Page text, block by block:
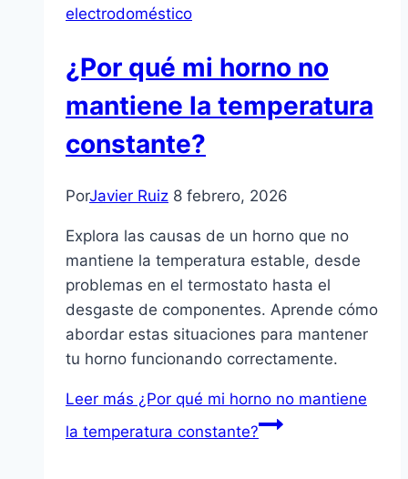
electrodoméstico
¿Por qué mi horno no
mantiene la temperatura
constante?
PorJavier Ruiz 8 febrero, 2026
Explora las causas de un horno que no
mantiene la temperatura estable, desde
problemas en el termostato hasta el
desgaste de componentes. Aprende cómo
abordar estas situaciones para mantener
tu horno funcionando correctamente.
Leer más ¿Por qué mi horno no mantiene
la temperatura constante?